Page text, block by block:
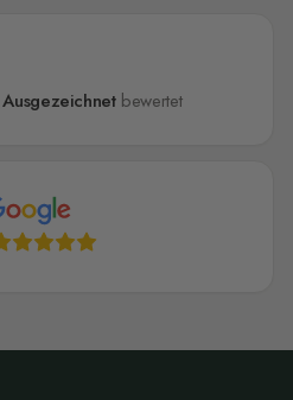
Ausgezeichnetbewertet